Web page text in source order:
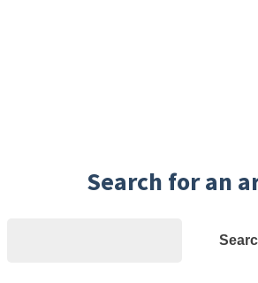
Search for an